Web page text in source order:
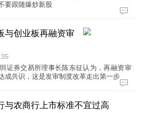
要跟随爆炒新股
与创业板再融资审
证券交易所理事长陈东征认为，再融资审
成共识，这是发审制度改革走出第一步
与农商行上市标准不宜过高